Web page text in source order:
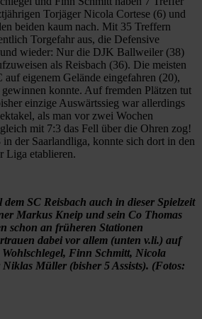
Torjäger Nicola Cortese (6) und
beiden kaum nach. Mit 35 Treffern
Torgefahr aus, die Defensive
wieder: Nur die DJK Ballweiler (38)
als Reisbach (36). Die meisten
auf eigenem Gelände eingefahren (20),
konnte. Auf fremden Plätzen tut
einzige Auswärtssieg war allerdings
als man vor zwei Wochen
mit 7:3 das Fell über die Ohren zog!
in der Saarlandliga, konnte sich dort in den
Liga etablieren.
SC Reisbach auch in dieser Spielzeit
Markus Kneip und sein Co Thomas
schon an früheren Stationen
dabei vor allem (unten v.li.) auf
Finn Schmitt, Nicola
Müller (bisher 5 Assists). (Fotos: